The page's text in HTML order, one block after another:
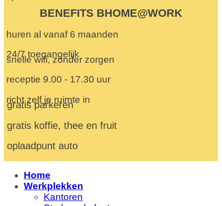
BENEFITS BHOME@WORK
huren al vanaf 6 maanden
24/7 toegangelijk
snelle wifi, zonder zorgen
receptie 9.00 - 17.30 uur
richt zelf je ruimte in
gratis parkeren
gratis koffie, thee en fruit
oplaadpunt auto
Home
Werkplekken
Kantoren